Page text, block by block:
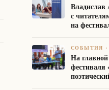
Владислав
с
на
СОБЫТИЯ
На